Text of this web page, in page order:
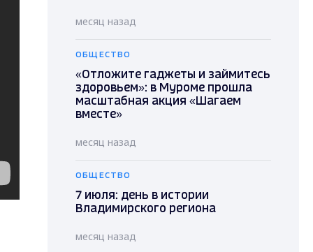
месяц назад
ОБЩЕСТВО
«Отложите гаджеты и займитесь
здоровьем»: в Муроме прошла
масштабная акция «Шагаем
вместе»
месяц назад
ОБЩЕСТВО
7 июля: день в истории
Владимирского региона
месяц назад